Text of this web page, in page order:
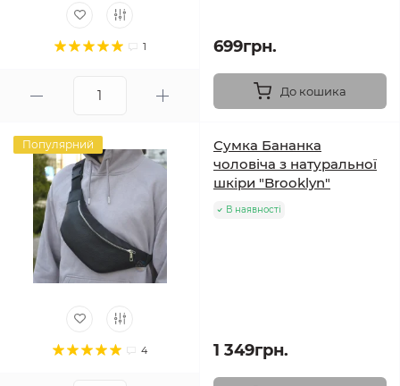
1 699грн.
До кошика
Популярний
4
Сумка Бананка
чоловіча з натуральної
шкіри "Brooklyn"
В наявності
1 349грн.